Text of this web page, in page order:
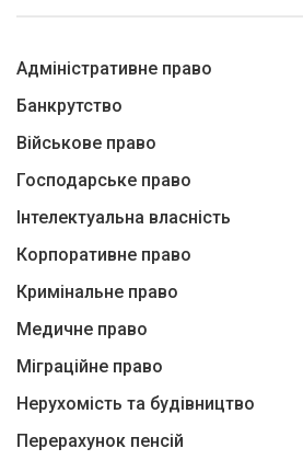
Адміністративне право
Банкрутство
Військове право
Господарське право
Інтелектуальна власність
Корпоративне право
Кримінальне право
Медичне право
Міграційне право
Нерухомість та будівництво
Перерахунок пенсій